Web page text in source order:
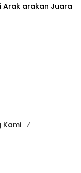
Arak arakan Juara
Kami